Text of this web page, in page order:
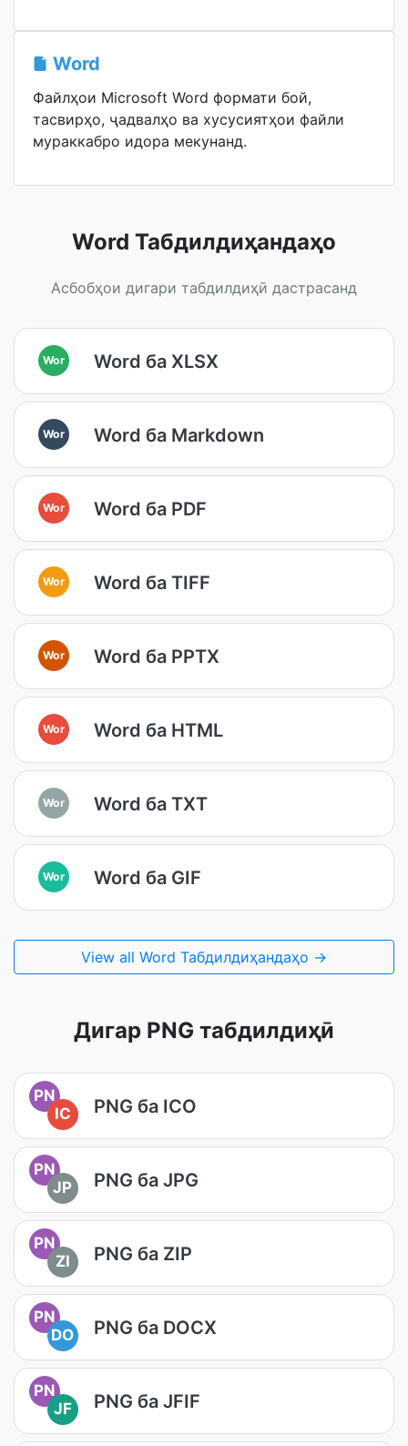
Word
Файлҳои Microsoft Word формати бой,
тасвирҳо, ҷадвалҳо ва хусусиятҳои файли
мураккабро идора мекунанд.
Word Табдилдиҳандаҳо
Асбобҳои дигари табдилдиҳӣ дастрасанд
Wor Word ба XLSX
Wor Word ба Markdown
Wor Word ба PDF
Wor Word ба TIFF
Wor Word ба PPTX
Wor Word ба HTML
Wor Word ба TXT
Wor Word ба GIF
View all Word Табдилдиҳандаҳо →
Дигар PNG табдилдиҳӣ
PN
IC
PNG ба ICO
PN
JP
PNG ба JPG
PN
ZI
PNG ба ZIP
PN
DO
PNG ба DOCX
PN
JF
PNG ба JFIF